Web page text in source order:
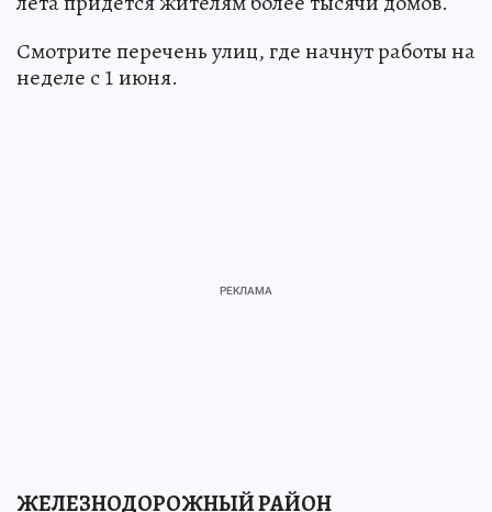
Подключать водонагреватели в первом месяце
лета придется жителям более тысячи домов.
Смотрите перечень улиц, где начнут работы на